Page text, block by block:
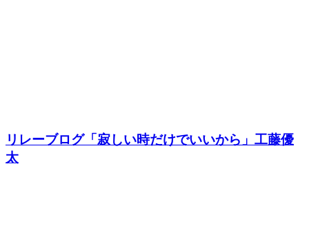
リレーブログ「寂しい時だけでいいから」工藤優
太